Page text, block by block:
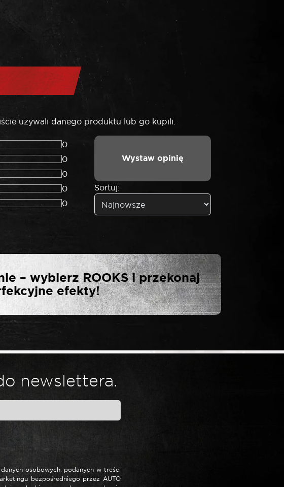
używali danego produktu lub go kupili.
0
0
0
0
0
Wystaw opinię
Sortuj:
GRZECHOTKA 1/4″
– wybierz ROOKS i przekonaj
efekty!
newslettera.
osobowych, podanych w treści
bezpośredniego przez AUTO